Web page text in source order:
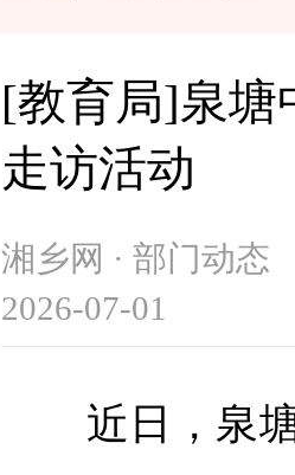
[教育局]泉塘
走访活动
湘乡网 · 部门动态
2026-07-01
近日，泉